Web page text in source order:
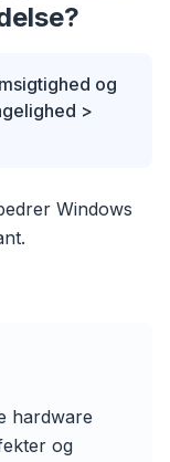
og
>
Windows
hardware
og